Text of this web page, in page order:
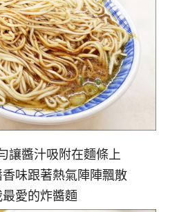
讓醬汁吸附在麵條上
味跟著熱氣陣陣飄散
愛的炸醬麵